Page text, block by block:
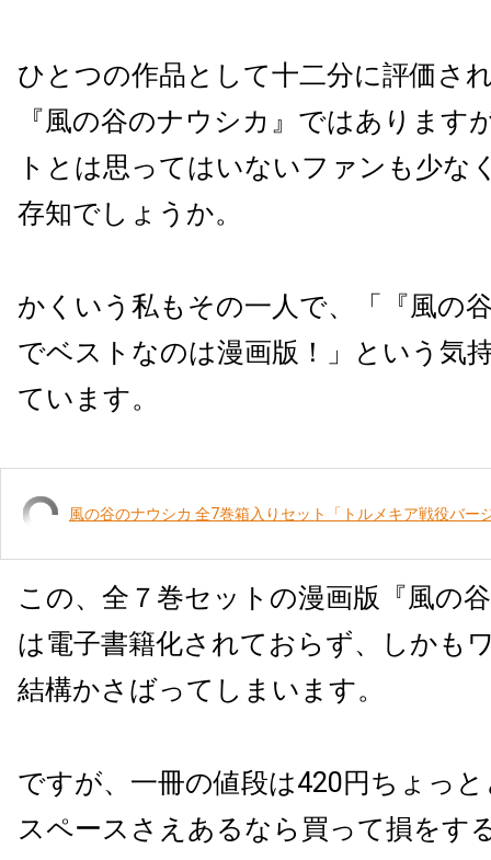
ひとつの作品として十二分に評価さ
『風の谷のナウシカ』ではあります
トとは思ってはいないファンも少な
存知でしょうか。
かくいう私もその一人で、「『風の
でベストなのは漫画版！」という気
ています。
風の谷のナウシカ 全7巻箱入りセット「トルメキア戦役バー
この、全７巻セットの漫画版『風の
は電子書籍化されておらず、しかも
結構かさばってしまいます。
ですが、一冊の値段は420円ちょっ
スペースさえあるなら買って損をす